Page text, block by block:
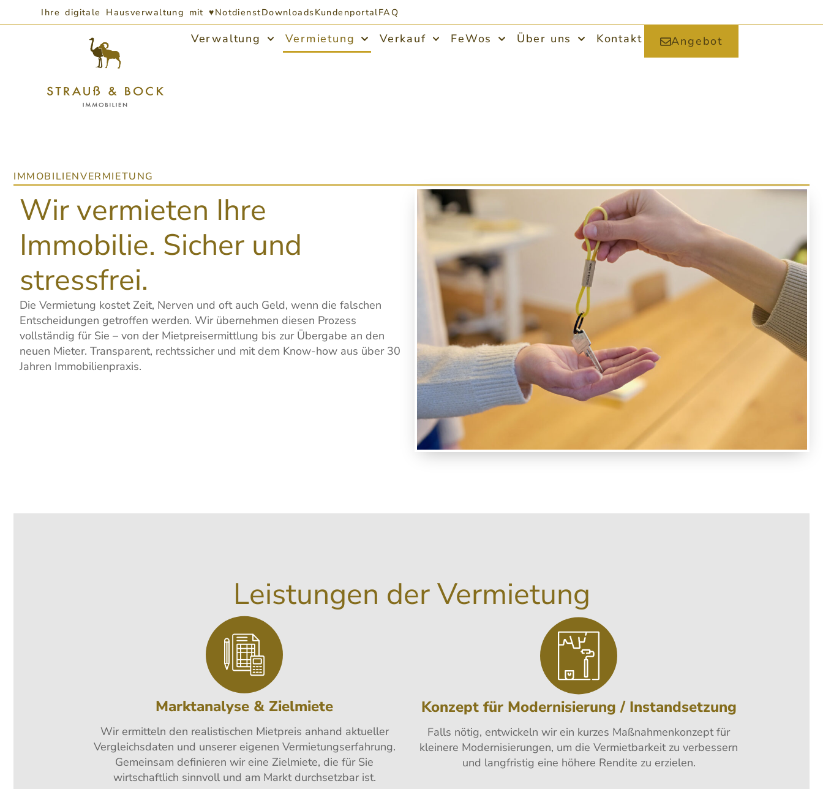
Ihre digitale Hausverwaltung mit ♥NotdienstDownloadsKundenportalFAQ
Verwaltung Vermietung Verkauf FeWos Über uns Kontakt Angebot
IMMOBILIENVERMIETUNG
Wir vermieten Ihre
Immobilie. Sicher und
stressfrei.
Die Vermietung kostet Zeit, Nerven und oft auch Geld, wenn die falschen
Entscheidungen getroffen werden. Wir übernehmen diesen Prozess
vollständig für Sie – von der Mietpreisermittlung bis zur Übergabe an den
neuen Mieter. Transparent, rechtssicher und mit dem Know-how aus über 30
Jahren Immobilienpraxis.
Leistungen der Vermietung
Marktanalyse & Zielmiete
Wir ermitteln den realistischen Mietpreis anhand aktueller
Vergleichsdaten und unserer eigenen Vermietungserfahrung.
Gemeinsam definieren wir eine Zielmiete, die für Sie
wirtschaftlich sinnvoll und am Markt durchsetzbar ist.
Konzept für Modernisierung / Instandsetzung
Falls nötig, entwickeln wir ein kurzes Maßnahmenkonzept für
kleinere Modernisierungen, um die Vermietbarkeit zu verbessern
und langfristig eine höhere Rendite zu erzielen.